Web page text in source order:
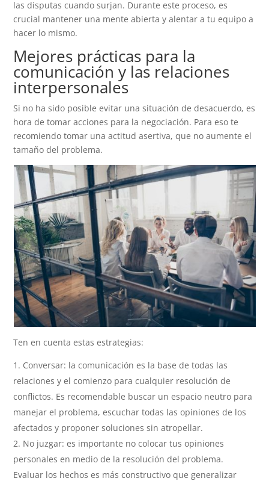
las disputas cuando surjan. Durante este proceso, es
crucial mantener una mente abierta y alentar a tu equipo a
hacer lo mismo.
Mejores prácticas para la
comunicación y las relaciones
interpersonales
Si no ha sido posible evitar una situación de desacuerdo, es
hora de tomar acciones para la negociación. Para eso te
recomiendo tomar una actitud asertiva, que no aumente el
tamaño del problema.
Ten en cuenta estas estrategias:
Conversar: la comunicación es la base de todas las
relaciones y el comienzo para cualquier resolución de
conflictos. Es recomendable buscar un espacio neutro para
manejar el problema, escuchar todas las opiniones de los
afectados y proponer soluciones sin atropellar.
No juzgar: es importante no colocar tus opiniones
personales en medio de la resolución del problema.
Evaluar los hechos es más constructivo que generalizar